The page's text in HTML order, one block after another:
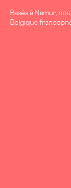
Basés à Namur,
Belgique